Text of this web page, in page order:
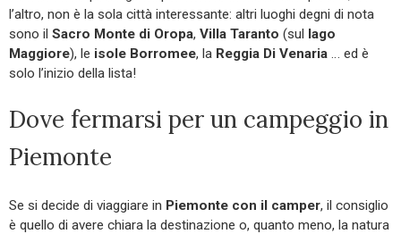
l’altro, non è la sola città interessante: altri luoghi degni di nota
sono il Sacro Monte di Oropa, Villa Taranto (sul lago
Maggiore), le isole Borromee, la Reggia Di Venaria … ed è
solo l’inizio della lista!
Dove fermarsi per un campeggio in
Piemonte
Se si decide di viaggiare in Piemonte con il camper, il consiglio
è quello di avere chiara la destinazione o, quanto meno, la natura